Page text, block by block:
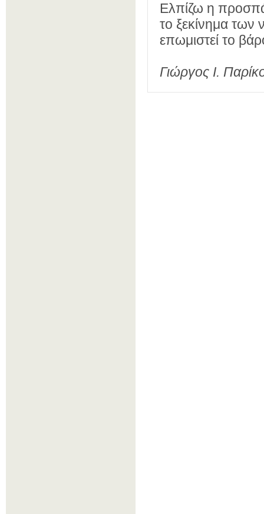
Ελπίζω η
το ξεκίνημα
επωμιστεί το
Γιώργος Ι.